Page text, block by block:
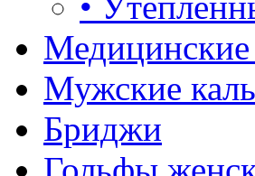
Медицинские
Мужские
Бриджи